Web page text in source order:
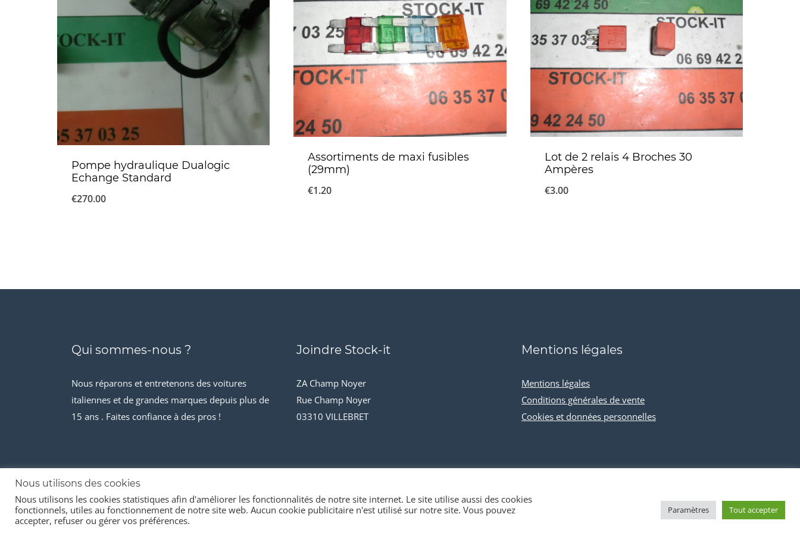
Pompe hydraulique Dualogic
Echange Standard
€270.00
Assortiments de maxi fusibles
(29mm)
€1.20
Lot de 2 relais 4 Broches 30
Ampères
€3.00
Qui sommes-nous ?
Nous réparons et entretenons des voitures
italiennes et de grandes marques depuis plus de
15 ans . Faites confiance à des pros !
Joindre Stock-it
ZA Champ Noyer
Rue Champ Noyer
03310 VILLEBRET
Mentions légales
Mentions légales
Conditions générales de vente
Cookies et données personnelles
© 2026 Stock-it automobiles
Nous utilisons des cookies
Nous utilisons les cookies statistiques afin d'améliorer les fonctionnalités de notre site internet. Le site utilise aussi des cookies
fonctionnels, utiles au fonctionnement de notre site web. Aucun cookie publicitaire n'est utilisé sur notre site. Vous pouvez
accepter, refuser ou gérer vos préférences.
Paramètres Tout accepter